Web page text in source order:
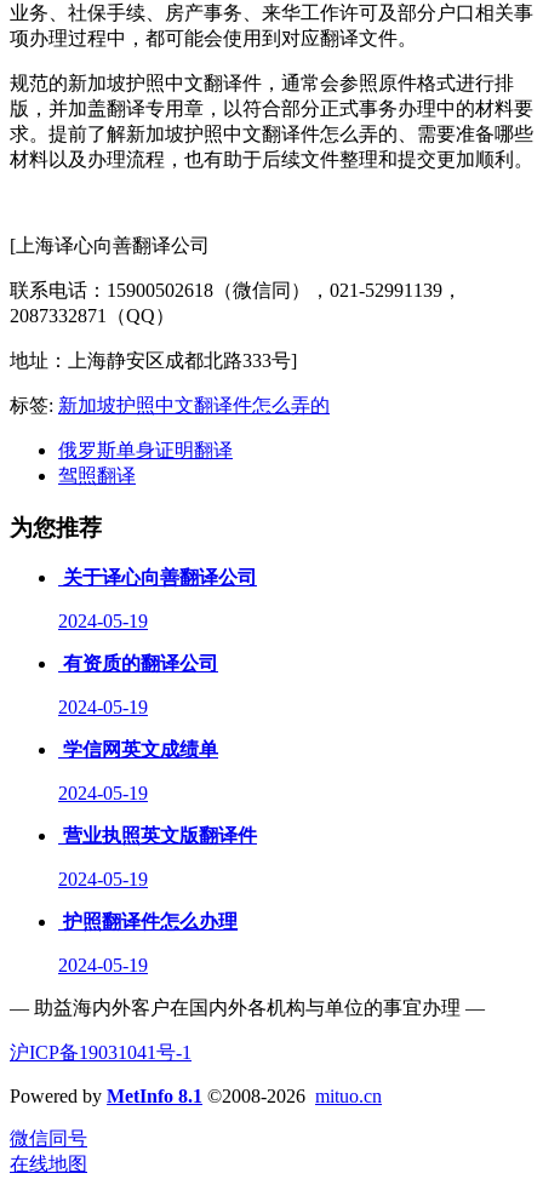
业务、社保手续、房产事务、来华工作许可及部分户口相关事
项办理过程中，都可能会使用到对应翻译文件。
规范的新加坡护照中文翻译件，通常会参照原件格式进行排
版，并加盖翻译专用章，以符合部分正式事务办理中的材料要
求。提前了解新加坡护照中文翻译件怎么弄的、需要准备哪些
材料以及办理流程，也有助于后续文件整理和提交更加顺利。
[上海译心向善翻译公司
联系电话：15900502618（微信同），021-52991139，
2087332871（QQ）
地址：上海静安区成都北路333号]
标签: 新加坡护照中文翻译件怎么弄的
俄罗斯单身证明翻译
驾照翻译
为您推荐
关于译心向善翻译公司
2024-05-19
有资质的翻译公司
2024-05-19
学信网英文成绩单
2024-05-19
营业执照英文版翻译件
2024-05-19
护照翻译件怎么办理
2024-05-19
— 助益海内外客户在国内外各机构与单位的事宜办理 —
沪ICP备19031041号-1
Powered by MetInfo 8.1 ©2008-2026 mituo.cn
微信同号
在线地图